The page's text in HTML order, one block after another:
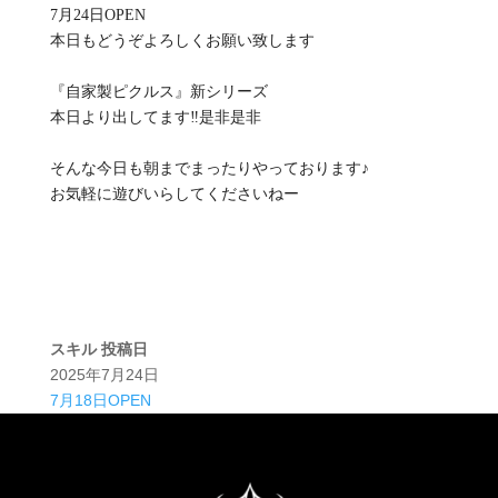
7月24日OPEN
本日もどうぞよろしくお願い致します
『自家製ピクルス』新シリーズ
本日より出してます‼️是非是非
そんな今日も朝までまったりやっております♪
お気軽に遊びいらしてくださいねー
スキル 投稿日
2025年7月24日
7月18日OPEN